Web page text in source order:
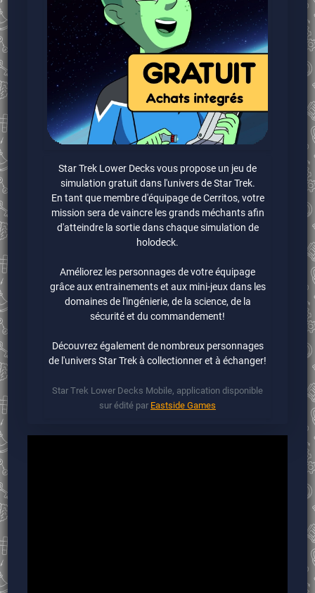
Star Trek Lower Decks vous propose un jeu de
simulation gratuit dans l'univers de Star Trek.
En tant que membre d'équipage de Cerritos, votre
mission sera de vaincre les grands méchants afin
d'atteindre la sortie dans chaque simulation de
holodeck.
Améliorez les personnages de votre équipage
grâce aux entrainements et aux mini-jeux dans les
domaines de l'ingénierie, de la science, de la
sécurité et du commandement!
Découvrez également de nombreux personnages
de l'univers Star Trek à collectionner et à échanger!
Star Trek Lower Decks Mobile, application disponible
sur édité par Eastside Games